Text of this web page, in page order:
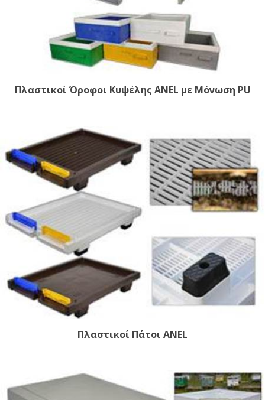
Πλαστικοί Όροφοι Κυψέλης ANEL με Μόνωση PU
Πλαστικοί Πάτοι ANEL